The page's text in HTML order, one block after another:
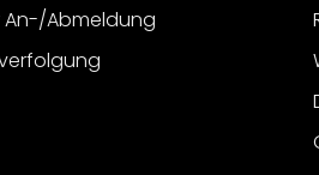
An-/Abmeldung